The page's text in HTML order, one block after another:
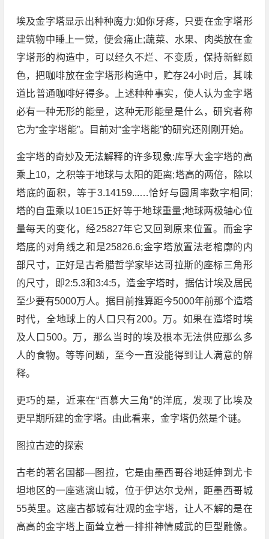
埃及金字塔显示出种种魔力:如你牙疼，只要在金字塔形
建筑物中睡上一觉，便会痛止;蔬菜、水果、肉类放在金
字塔形的构造中，可以经久不烂、不变质，保持新鲜颜
色，把咖啡放在金字塔形构造中，贮存24小时后，其味
道比普通咖啡好得多。上述种种事实，使人认为金字塔
必有一种无形的能量，这种无形能量是什么，研究者称
它为“金字塔能”。目前对“金字塔能”的研究还刚刚开始。
金字塔的奇妙及无法解释的许多现象:库孚大金字塔的高
乘上10，之积等于地球与太阳的距离;塔高的两倍，除以
塔底的面积，等于3.14159...…恰好与圆周率数字相同;
塔的自重乘以10E15正好等于地球重量;地球两极轴心位
量每天的变化，经25827年它又回到原来位置。而金字
塔底的对角线之和是25826.6;金字塔放置法老棺廓的内
部尺寸，正好是古希腊哲学家毕达哥拉斯的座标三角形
的尺寸，即2:5.3和3:4:5，造金字塔时，据估计埃及居民
至少要有5000万人。据目前推算距今5000年前那个造塔
时代，全地球上的人口只有200。万。如果在造塔时埃
及人口500。万，那么当时的埃及根本无法供应那么多
人的食物。等等问题，至今一直没能得到让人满意的解
释。
更巧的是，近来在“百慕大三角”的洋底，发现了比埃及
更早期所建的金字塔。由此看来，金字塔仍然是个谜。
图拉古迹的探索
古老的著名国都—图拉，它是由墨西哥谷地延伸到尤卡
坦地区的一座逃漓山城，位于伊达尔戈州，距墨西哥城
55英里。这座古都城有壮观的金字塔，让人不解的是在
高高的金字塔上面耸立着一排排神情威武的巨型雕像。